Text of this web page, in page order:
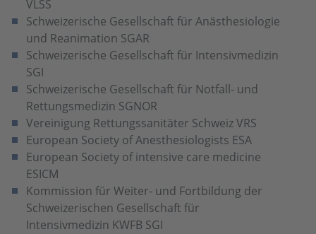
VLSS
Schweizerische Gesellschaft für Anästhesiologie
und Reanimation SGAR
Schweizerische Gesellschaft für Intensivmedizin
SGI
Schweizerische Gesellschaft für Notfall- und
Rettungsmedizin SGNOR
Vereinigung Rettungssanitäter Schweiz VRS
European Society of Anesthesiologists ESA
European Society of intensive care medicine
ESICM
Kommission für Weiter- und Fortbildung der
Schweizerischen Gesellschaft für
Intensivmedizin KWFB SGI